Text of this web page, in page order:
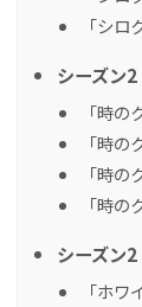
「シ
シーズン
「時
「時
「時
「時
シーズン
「ホ